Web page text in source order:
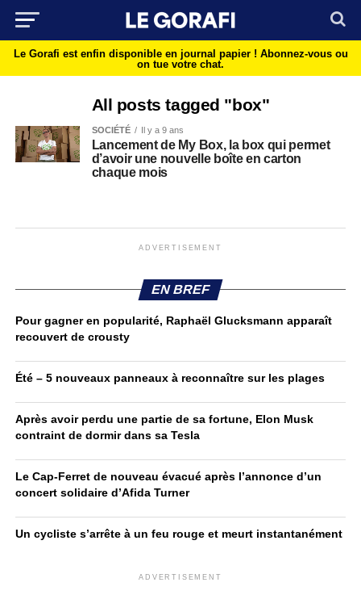
Le Gorafi est enfin disponible en journal papier ! Abonnez-vous ou
on tue votre chat.
All posts tagged "box"
SOCIÉTÉ Il y a 9 ans
Lancement de My Box, la box qui permet
d’avoir une nouvelle boîte en carton
chaque mois
ADVERTISEMENT
EN BREF
Pour gagner en popularité, Raphaël Glucksmann apparaît
recouvert de crousty
Été – 5 nouveaux panneaux à reconnaître sur les plages
Après avoir perdu une partie de sa fortune, Elon Musk
contraint de dormir dans sa Tesla
Le Cap-Ferret de nouveau évacué après l’annonce d’un
concert solidaire d’Afida Turner
Un cycliste s’arrête à un feu rouge et meurt instantanément
ADVERTISEMENT